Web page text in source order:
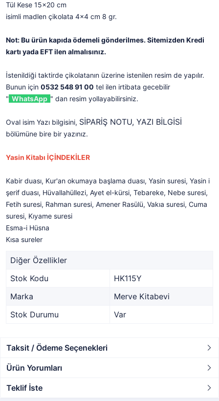
Tül Kese 15x20 cm
isimli madlen çikolata 4x4 cm 8 gr.
Not: Bu ürün kapıda ödemeli gönderilmes. Sitemizden Kredi
kartı yada EFT ilen almalısınız.
İstenildiği taktirde çikolatanın üzerine istenilen resim de yapılır.
Bunun için 0532 548 91 00 tel ilen irtibata gecebilir
" WhatsApp " dan resim yollayabilirsiniz.
Oval isim Yazı bilgisini, SİPARİŞ NOTU, YAZI BİLGİSİ
bölümüne bire bir yazınız.
Yasin Kitabı İÇİNDEKİLER
Kabir duası, Kur'an okumaya başlama duası, Yasin suresi, Yasin i
şerif duası, Hüvallahüllezi, Ayet el-kürsi, Tebareke, Nebe suresi,
Fetih suresi, Rahman suresi, Amener Rasülü, Vakıa suresi, Cuma
suresi, Kıyame suresi
Esma-i Hüsna
Kısa sureler
Diğer Özellikler
Stok Kodu
HK115Y
Marka
Merve Kitabevi
Stok Durumu
Var
Taksit / Ödeme Seçenekleri
Ürün Yorumları
Teklif İste